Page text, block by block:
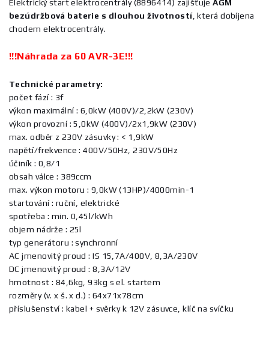
Elektrický start elektrocentrály (8896414) zajišťujeAGM
bezúdržbová baterie s dlouhou životností, která dobíjena
chodem elektrocentrály.
!!!Náhrada za 60 AVR-3E!!!
Technické parametry:
počet fází : 3f
výkon maximální : 6,0kW (400V)/2,2kW (230V)
výkon provozní : 5,0kW (400V)/2x1,9kW (230V)
max. odběr z 230V zásuvky : < 1,9kW
napětí/frekvence : 400V/50Hz, 230V/50Hz
účiník : 0,8/1
obsah válce : 389ccm
max. výkon motoru : 9,0kW (13HP)/4000min-1
startování : ruční, elektrické
spotřeba : min. 0,45l/kWh
objem nádrže : 25l
typ generátoru : synchronní
AC jmenovitý proud : IS 15,7A/400V, 8,3A/230V
DC jmenovitý proud : 8,3A/12V
hmotnost : 84,6kg, 93kg s el. startem
rozměry (v. x š. x d.) : 64x71x78cm
příslušenství : kabel + svěrky k 12V zásuvce, klíč na svíčku